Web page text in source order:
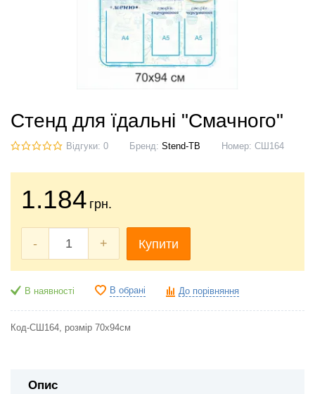
Стенд для їдальні "Смачного"
Відгуки: 0 Бренд: Stend-TB Номер: СШ164
1.184 грн.
- + Купити
В наявності В обрані До порівняння
Код-СШ164, розмір 70х94см
Опис